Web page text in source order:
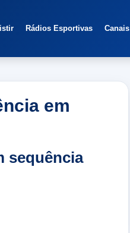
Rádios Esportivas
em
sequência